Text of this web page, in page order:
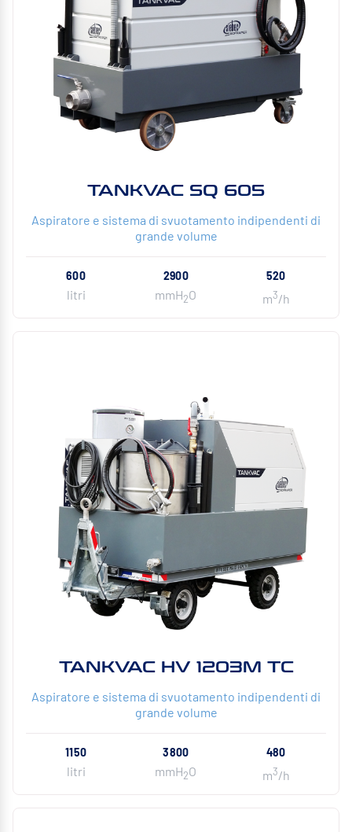
TANKVAC SQ 605
Aspiratore e sistema di svuotamento indipendenti di
grande volume
600
litri
2900
mmH2O
520
m3/h
TANKVAC HV 1203M TC
Aspiratore e sistema di svuotamento indipendenti di
grande volume
1150
litri
3800
mmH2O
480
m3/h